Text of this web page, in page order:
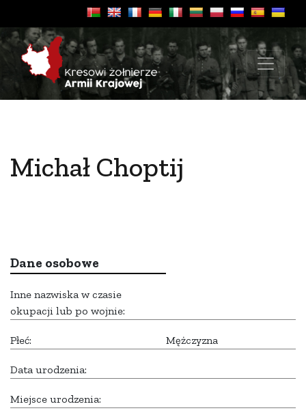
Michał Choptij
Dane osobowe
Inne nazwiska w czasie
okupacji lub po wojnie:
Płeć: Mężczyzna
Data urodzenia:
Miejsce urodzenia: